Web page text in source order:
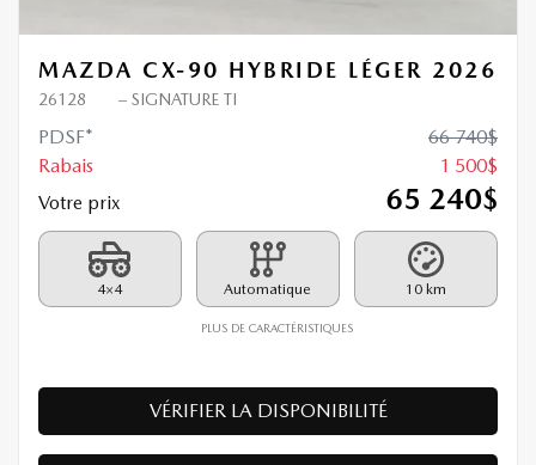
MAZDA CX-90 HYBRIDE LÉGER 2026
26128 – SIGNATURE TI
PDSF* 66 740$
Rabais
1 500$
Votre prix
65 240$
4×4 Automatique 10 km
PLUS DE CARACTÉRISTIQUES
VÉRIFIER LA DISPONIBILITÉ